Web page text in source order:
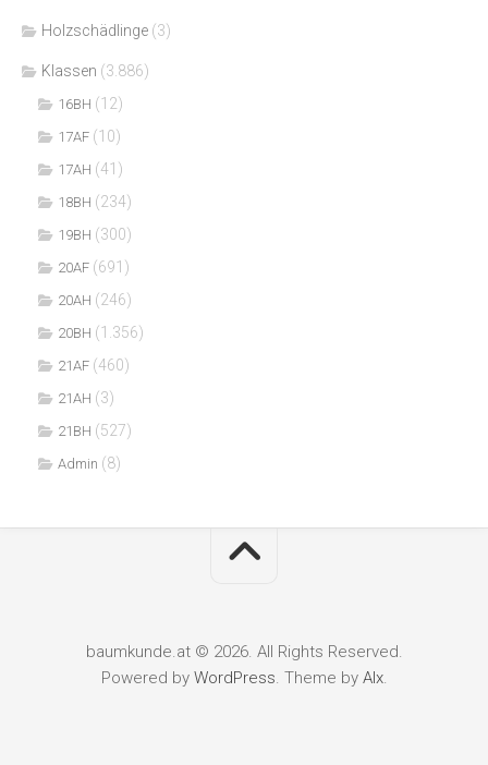
Holzschädlinge (3)
Klassen (3.886)
16BH (12)
17AF (10)
17AH (41)
18BH (234)
19BH (300)
20AF (691)
20AH (246)
20BH (1.356)
21AF (460)
21AH (3)
21BH (527)
Admin (8)
baumkunde.at © 2026. All Rights Reserved.
Powered by WordPress. Theme by Alx.